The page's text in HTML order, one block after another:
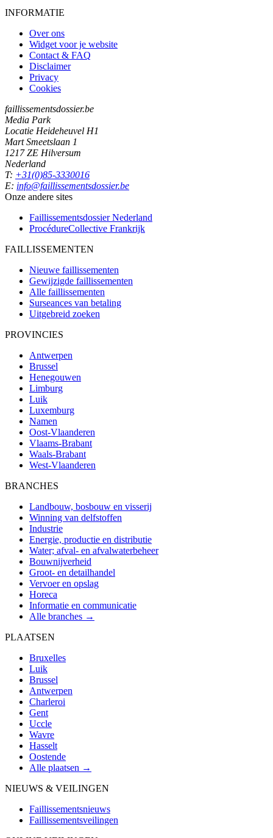
INFORMATIE
Over ons
Widget voor je website
Contact & FAQ
Disclaimer
Privacy
Cookies
faillissementsdossier.be
Media Park
Locatie Heideheuvel H1
Mart Smeetslaan 1
1217 ZE Hilversum
Nederland
T: +31(0)85-3330016
E: info@faillissementsdossier.be
Onze andere sites
Faillissementsdossier Nederland
ProcédureCollective Frankrijk
FAILLISSEMENTEN
Nieuwe faillissementen
Gewijzigde faillissementen
Alle faillissementen
Surseances van betaling
Uitgebreid zoeken
PROVINCIES
Antwerpen
Brussel
Henegouwen
Limburg
Luik
Luxemburg
Namen
Oost-Vlaanderen
Vlaams-Brabant
Waals-Brabant
West-Vlaanderen
BRANCHES
Landbouw, bosbouw en visserij
Winning van delfstoffen
Industrie
Energie, productie en distributie
Water; afval- en afvalwaterbeheer
Bouwnijverheid
Groot- en detailhandel
Vervoer en opslag
Horeca
Informatie en communicatie
Alle branches →
PLAATSEN
Bruxelles
Luik
Brussel
Antwerpen
Charleroi
Gent
Uccle
Wavre
Hasselt
Oostende
Alle plaatsen →
NIEUWS & VEILINGEN
Faillissementsnieuws
Faillissementsveilingen